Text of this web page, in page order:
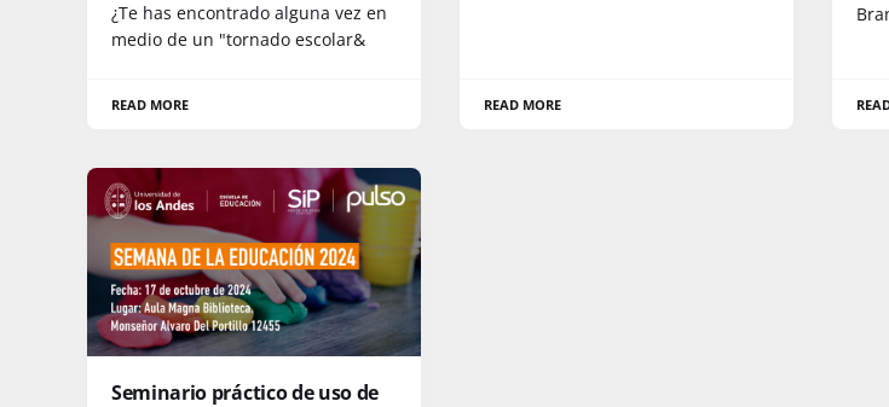
¿Te has encontrado alguna vez en
medio de un "tornado escolar&
READ MORE READ MORE
Seminario práctico de uso de